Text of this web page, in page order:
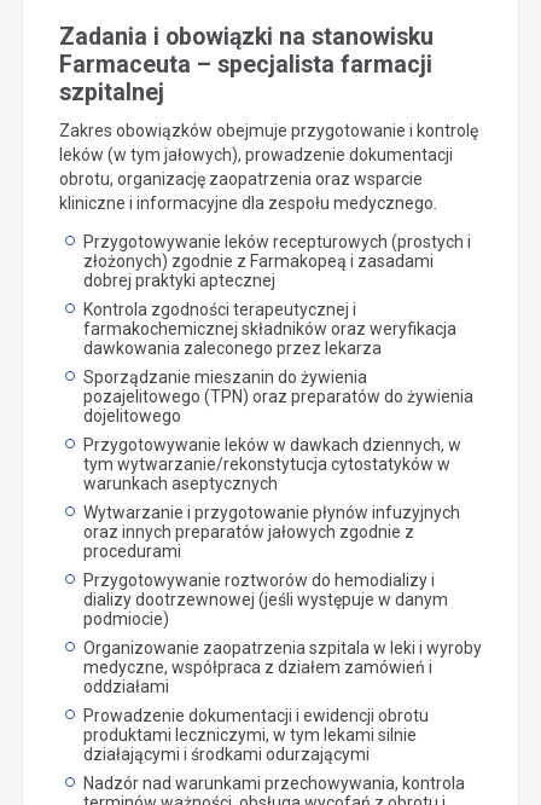
Zadania i obowiązki na stanowisku
Farmaceuta – specjalista farmacji
szpitalnej
Zakres obowiązków obejmuje przygotowanie i kontrolę
leków (w tym jałowych), prowadzenie dokumentacji
obrotu, organizację zaopatrzenia oraz wsparcie
kliniczne i informacyjne dla zespołu medycznego.
Przygotowywanie leków recepturowych (prostych i
złożonych) zgodnie z Farmakopeą i zasadami
dobrej praktyki aptecznej
Kontrola zgodności terapeutycznej i
farmakochemicznej składników oraz weryfikacja
dawkowania zaleconego przez lekarza
Sporządzanie mieszanin do żywienia
pozajelitowego (TPN) oraz preparatów do żywienia
dojelitowego
Przygotowywanie leków w dawkach dziennych, w
tym wytwarzanie/rekonstytucja cytostatyków w
warunkach aseptycznych
Wytwarzanie i przygotowanie płynów infuzyjnych
oraz innych preparatów jałowych zgodnie z
procedurami
Przygotowywanie roztworów do hemodializy i
dializy dootrzewnowej (jeśli występuje w danym
podmiocie)
Organizowanie zaopatrzenia szpitala w leki i wyroby
medyczne, współpraca z działem zamówień i
oddziałami
Prowadzenie dokumentacji i ewidencji obrotu
produktami leczniczymi, w tym lekami silnie
działającymi i środkami odurzającymi
Nadzór nad warunkami przechowywania, kontrola